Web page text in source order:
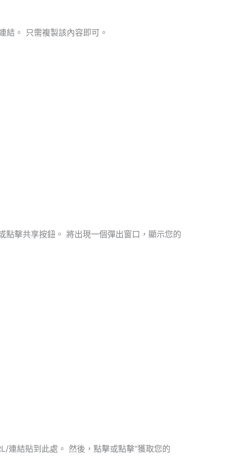
結。 只需複製該內容即可。
擊共享按鈕。 將出現一個彈出窗口，顯示您的
連結貼到此處。 然後，點擊或點擊“獲取您的